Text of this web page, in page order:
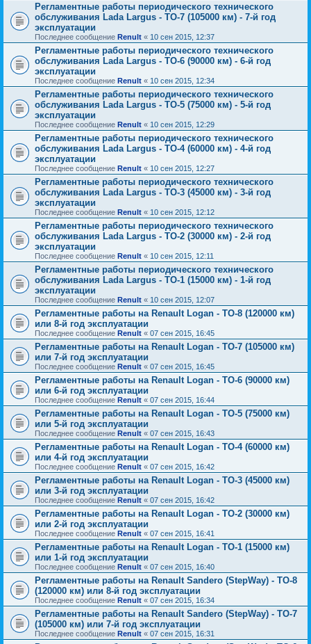
Регламентные работы периодического технического
обслуживания Lada Largus - ТО-7 (105000 км) - 7-й год
эксплуатации
Последнее сообщение Renult « 10 сен 2015, 12:37
Регламентные работы периодического технического
обслуживания Lada Largus - ТО-6 (90000 км) - 6-й год
эксплуатации
Последнее сообщение Renult « 10 сен 2015, 12:34
Регламентные работы периодического технического
обслуживания Lada Largus - ТО-5 (75000 км) - 5-й год
эксплуатации
Последнее сообщение Renult « 10 сен 2015, 12:29
Регламентные работы периодического технического
обслуживания Lada Largus - ТО-4 (60000 км) - 4-й год
эксплуатации
Последнее сообщение Renult « 10 сен 2015, 12:27
Регламентные работы периодического технического
обслуживания Lada Largus - ТО-3 (45000 км) - 3-й год
эксплуатации
Последнее сообщение Renult « 10 сен 2015, 12:12
Регламентные работы периодического технического
обслуживания Lada Largus - ТО-2 (30000 км) - 2-й год
эксплуатации
Последнее сообщение Renult « 10 сен 2015, 12:11
Регламентные работы периодического технического
обслуживания Lada Largus - ТО-1 (15000 км) - 1-й год
эксплуатации
Последнее сообщение Renult « 10 сен 2015, 12:07
Регламентные работы на Renault Logan - ТО-8 (120000 км)
или 8-й год эксплуатации
Последнее сообщение Renult « 07 сен 2015, 16:45
Регламентные работы на Renault Logan - ТО-7 (105000 км)
или 7-й год эксплуатации
Последнее сообщение Renult « 07 сен 2015, 16:45
Регламентные работы на Renault Logan - ТО-6 (90000 км)
или 6-й год эксплуатации
Последнее сообщение Renult « 07 сен 2015, 16:44
Регламентные работы на Renault Logan - ТО-5 (75000 км)
или 5-й год эксплуатации
Последнее сообщение Renult « 07 сен 2015, 16:43
Регламентные работы на Renault Logan - ТО-4 (60000 км)
или 4-й год эксплуатации
Последнее сообщение Renult « 07 сен 2015, 16:42
Регламентные работы на Renault Logan - ТО-3 (45000 км)
или 3-й год эксплуатации
Последнее сообщение Renult « 07 сен 2015, 16:42
Регламентные работы на Renault Logan - ТО-2 (30000 км)
или 2-й год эксплуатации
Последнее сообщение Renult « 07 сен 2015, 16:41
Регламентные работы на Renault Logan - ТО-1 (15000 км)
или 1-й год эксплуатации
Последнее сообщение Renult « 07 сен 2015, 16:40
Регламентные работы на Renault Sandero (StepWay) - ТО-8
(120000 км) или 8-й год эксплуатации
Последнее сообщение Renult « 07 сен 2015, 16:34
Регламентные работы на Renault Sandero (StepWay) - ТО-7
(105000 км) или 7-й год эксплуатации
Последнее сообщение Renult « 07 сен 2015, 16:31